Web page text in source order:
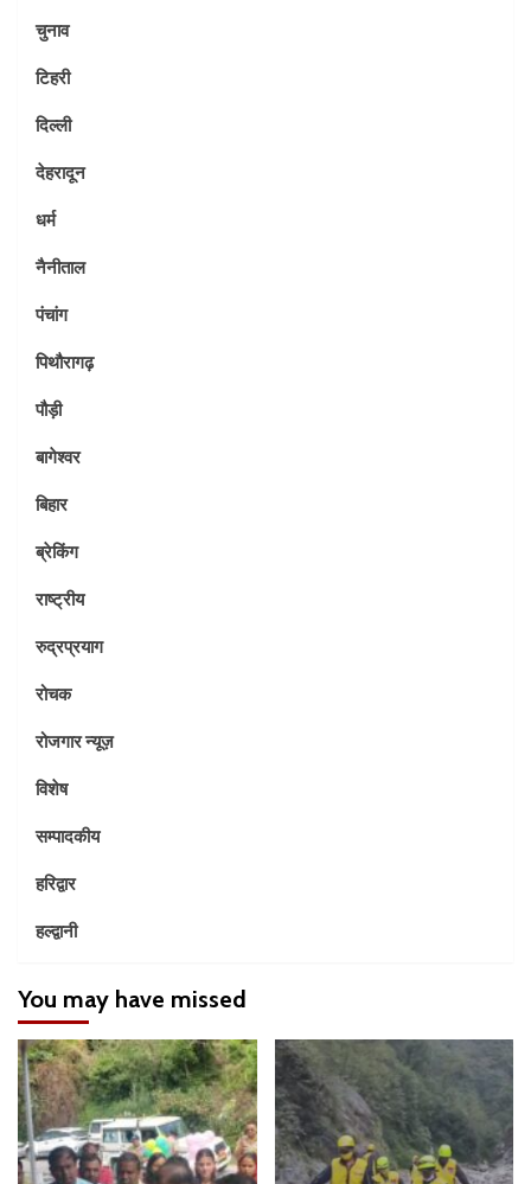
चुनाव
टिहरी
दिल्ली
देहरादून
धर्म
नैनीताल
पंचांग
पिथौरागढ़
पौड़ी
बागेश्वर
बिहार
ब्रेकिंग
राष्ट्रीय
रुद्रप्रयाग
रोचक
रोजगार न्यूज़
विशेष
सम्पादकीय
हरिद्वार
हल्द्वानी
You may have missed